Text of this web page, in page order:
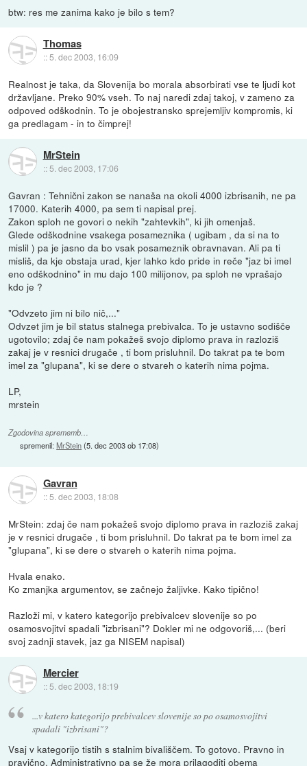
btw: res me zanima kako je bilo s tem?
Thomas
::5. dec 2003, 16:09
Realnost je taka, da Slovenija bo morala absorbirati vse te ljudi kot
državljane. Preko 90% vseh. To naj naredi zdaj takoj, v zameno za
odpoved odškodnin. To je obojestransko sprejemljiv kompromis, ki
ga predlagam - in to čimprej!
MrStein
:: 5. dec 2003, 17:06
Gavran : Tehnični zakon se nanaša na okoli 4000 izbrisanih, ne pa
17000. Katerih 4000, pa sem ti napisal prej.
Zakon sploh ne govori o nekih "zahtevkih", ki jih omenjaš.
Glede odškodnine vsakega posameznika ( ugibam , da si na to
mislil ) pa je jasno da bo vsak posameznik obravnavan. Ali pa ti
misliš, da kje obstaja urad, kjer lahko kdo pride in reče "jaz bi imel
eno odškodnino" in mu dajo 100 milijonov, pa sploh ne vprašajo
kdo je ?
"Odvzeto jim ni bilo nič,..."
Odvzet jim je bil status stalnega prebivalca. To je ustavno sodišče
ugotovilo; zdaj če nam pokažeš svojo diplomo prava in razloziš
zakaj je v resnici drugače , ti bom prisluhnil. Do takrat pa te bom
imel za "glupana", ki se dere o stvareh o katerih nima pojma.
LP,
mrstein
Zgodovina sprememb…
spremenil:MrStein(5. dec 2003 ob 17:08)
Gavran
::5. dec 2003, 18:08
MrStein: zdaj če nam pokažeš svojo diplomo prava in razloziš zakaj
je v resnici drugače , ti bom prisluhnil. Do takrat pa te bom imel za
"glupana", ki se dere o stvareh o katerih nima pojma.
Hvala enako.
Ko zmanjka argumentov, se začnejo žaljivke. Kako tipično!
Razloži mi, v katero kategorijo prebivalcev slovenije so po
osamosvojitvi spadali "izbrisani"? Dokler mi ne odgovoriš,... (beri
svoj zadnji stavek, jaz ga NISEM napisal)
Mercier
:: 5. dec 2003, 18:19
...v katero kategorijo prebivalcev slovenije so po osamosvojitvi
spadali "izbrisani"?
Vsaj v kategorijo tistih s stalnim bivališčem. To gotovo. Pravno in
pravično. Administrativno pa se že mora prilagoditi obema